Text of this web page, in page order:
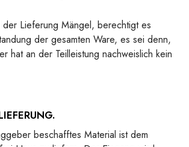
der Lieferung Mängel, berechtigt es
der gesamten Ware, es sei denn,
hat an der Teilleistung nachweislich kein
beschafftes Material ist dem